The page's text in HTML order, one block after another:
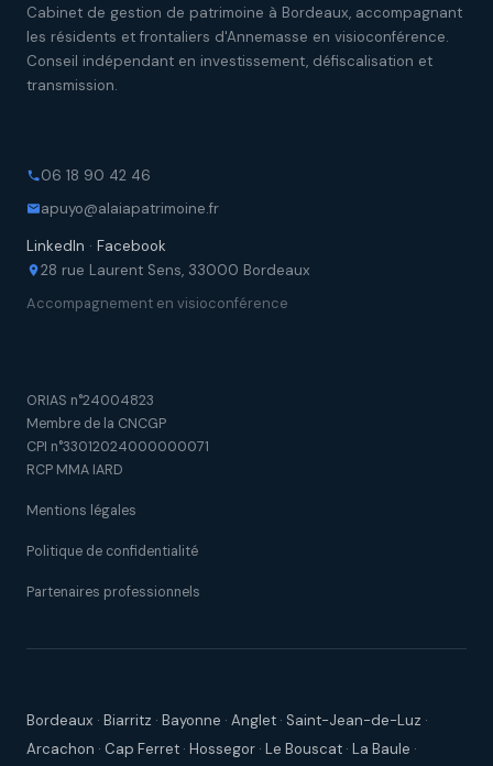
Cabinet de gestion de patrimoine à Bordeaux, accompagnant
les résidents et frontaliers d'Annemasse en visioconférence.
Conseil indépendant en investissement, défiscalisation et
transmission.
06 18 90 42 46
apuyo@alaiapatrimoine.fr
LinkedIn · Facebook
28 rue Laurent Sens, 33000 Bordeaux
Accompagnement en visioconférence
ORIAS n°24004823
Membre de la CNCGP
CPI n°33012024000000071
RCP MMA IARD
Mentions légales
Politique de confidentialité
Partenaires professionnels
Bordeaux · Biarritz · Bayonne · Anglet · Saint-Jean-de-Luz ·
Arcachon · Cap Ferret · Hossegor · Le Bouscat · La Baule ·